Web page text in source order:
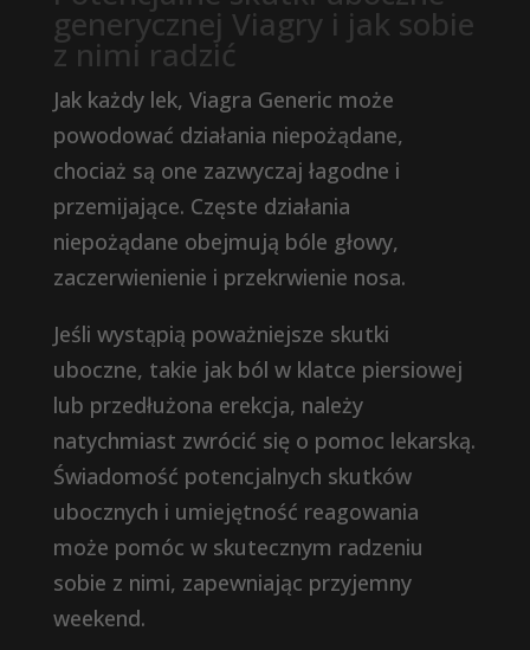
generycznej Viagry i jak sobie
z nimi radzić
Jak każdy lek, Viagra Generic może
powodować działania niepożądane,
chociaż są one zazwyczaj łagodne i
przemijające. Częste działania
niepożądane obejmują bóle głowy,
zaczerwienienie i przekrwienie nosa.
Jeśli wystąpią poważniejsze skutki
uboczne, takie jak ból w klatce piersiowej
lub przedłużona erekcja, należy
natychmiast zwrócić się o pomoc lekarską.
Świadomość potencjalnych skutków
ubocznych i umiejętność reagowania
może pomóc w skutecznym radzeniu
sobie z nimi, zapewniając przyjemny
weekend.